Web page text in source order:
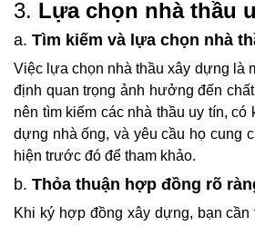
3. Lựa chọn nhà thầu
a. Tìm kiếm và lựa chọn nhà
Việc lựa chọn nhà thầu xây dựng là
định quan trọng ảnh hưởng đến
nên tìm kiếm các nhà thầu uy tín, có
dựng nhà ống, và yêu cầu họ cung
hiện trước đó để tham khảo.
b. Thỏa thuận hợp đồng rõ
Khi ký hợp đồng xây dựng, bạn cần